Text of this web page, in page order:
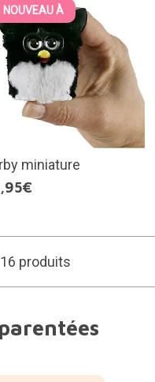
NOUVEAU À
miniature
produits